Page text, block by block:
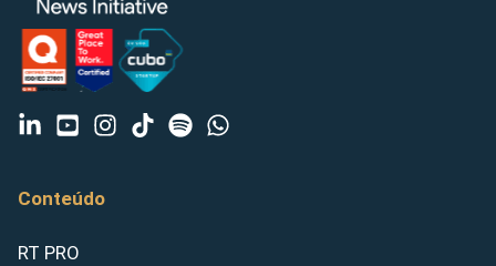
Conteúdo
RT PRO